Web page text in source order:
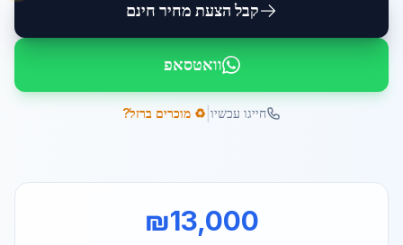
קבל הצעת מחיר חינם
וואטסאפ
חייגו עכשיו ♻️ מוכרים ברזל?
₪13,000